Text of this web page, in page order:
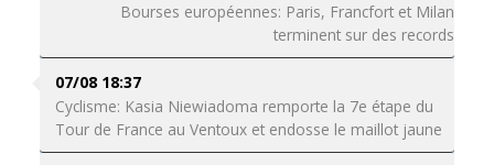
Bourses européennes: Paris, Francfort et Milan
terminent sur des records
07/08 18:37
Cyclisme: Kasia Niewiadoma remporte la 7e étape du
Tour de France au Ventoux et endosse le maillot jaune